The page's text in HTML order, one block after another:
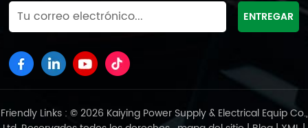
Friendly Links : © 2026 Kaiying Power Supply & Electrical Equip Co.,